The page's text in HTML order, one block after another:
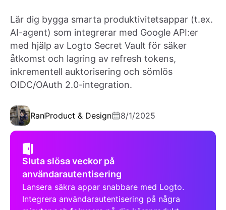
Lär dig bygga smarta produktivitetsappar (t.ex.
AI-agent) som integrerar med Google API:er
med hjälp av Logto Secret Vault för säker
åtkomst och lagring av refresh tokens,
inkrementell auktorisering och sömlös
OIDC/OAuth 2.0-integration.
RanProduct & Design 8/1/2025
Sluta slösa veckor på
användarautentisering
Lansera säkra appar snabbare med Logto.
Integrera användarautentisering på några